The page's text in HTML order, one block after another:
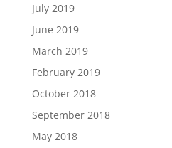
July 2019
June 2019
March 2019
February 2019
October 2018
September 2018
May 2018